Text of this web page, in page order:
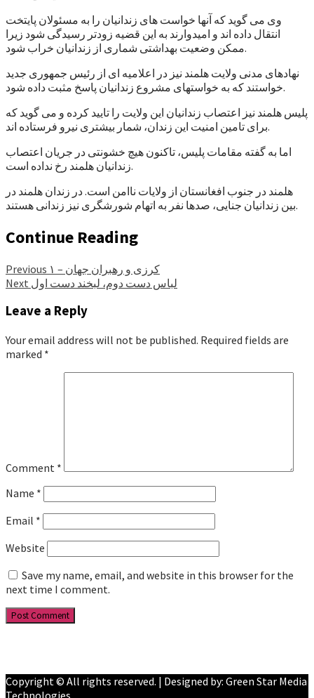
وی می گوید که آنها خواست های زندانیان را به مسئولان پایتخت
انتقال داده اند و امیدوارند به این قضیه زودتر رسیدگی شود زیرا
ممکن وضعیت بهداشتی شماری از زندانیان خراب شود.
نهادهای مدنی ولایت هلمند نیز در اعلامیه ای از رئیس جمهوری جدید
خواستند که به خواستهای مشروع زندانیان پاسخ مثبت داده شود.
پلیس هلمند نیز اعتصاب زندانیان این ولایت را تایید کرده و می گوید که
برای تامین امنیت این زندان، شمار بیشتری نیرو فرستاده اند.
اما به گفته مقامات پلیس، تاکنون هیچ خشونتی در جریان اعتصاب
زندانیان هلمند رخ نداده است.
هلمند در جنوب افغانستان از ولایات ناامن است. در زندان هلمند در
بین زندانیان جنایی، صدها نفر به اتهام شورشگری نیز زندانی هستند.
Continue Reading
Previous
کرزی و رهبران جهان – ۱
Next لباس دست دوم، لبخند دست اول
Leave a Reply
Your email address will not be published. Required fields are
marked *
Comment *
Name *
Email *
Website
Save my name, email, and website in this browser for the
next time I comment.
Copyright © All rights reserved. | Designed by: Green Star Media